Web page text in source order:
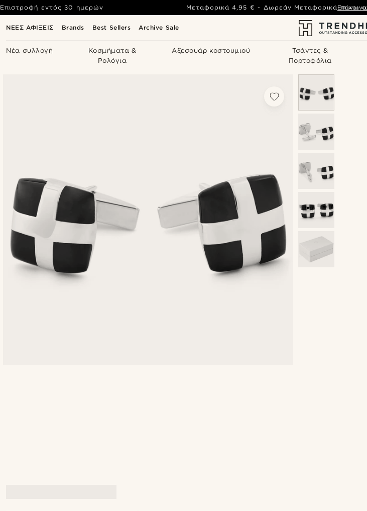
ΝΕΕΣ ΑΦΙΞΕΙΣ Brands Best Sellers Archive Sale
Νέα συλλογή
Κοσμήματα &
Ρολόγια
Αξεσουάρ κοστουμιού
Τσάντες &
Πορτοφόλια
Επιστροφή εντός 30 ημερών Μεταφορικά 4,95 € - Δωρεάν Μεταφορικά πάνω